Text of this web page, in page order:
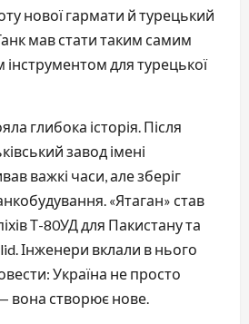
нової гармати й турецький
мав стати таким самим
для турецької
глибока історія. Після
завод імені
важкі часи, але зберіг
«Ятаган» став
Т-80УД для Пакистану та
Інженери вклали в нього
Україна не просто
вона створює нове.